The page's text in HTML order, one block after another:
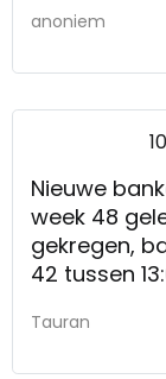
anoniem
10
Nieuwe
week 48
gekregen,
42 tussen 13:00- 16:00 worden afgeleverd.
afgeleverd,
Tauran